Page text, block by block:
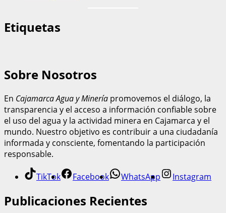
Etiquetas
Sobre Nosotros
En Cajamarca Agua y Minería promovemos el diálogo, la
transparencia y el acceso a información confiable sobre
el uso del agua y la actividad minera en Cajamarca y el
mundo. Nuestro objetivo es contribuir a una ciudadanía
informada y consciente, fomentando la participación
responsable.
TikTok Facebook WhatsApp Instagram
Publicaciones Recientes